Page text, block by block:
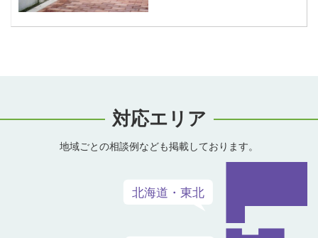
対応エリア
地域ごとの相談例なども掲載しております。